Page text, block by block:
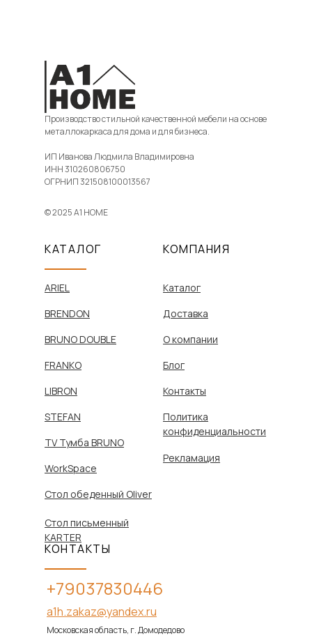
Производство стильной качественной мебели на основе
металлокаркаса для дома и для бизнеса.
ИП Иванова Людмила Владимировна
ИНН 310260806750
ОГРНИП 321508100013567
© 2025 A1 HOME
КАТАЛОГ
ARIEL
BRENDON
BRUNO DOUBLE
FRANKO
LIBRON
STEFAN
TV Тумба BRUNO
WorkSpace
Стол письменный
KARTER
Стол обеденный Oliver
КОМПАНИЯ
Каталог
Доставка
О компании
Блог
Политика
конфиденциальности
КОНТАКТЫ
+79037830446
a1h.zakaz@yandex.ru
Московская область, г. Домодедово
Контакты
Рекламация